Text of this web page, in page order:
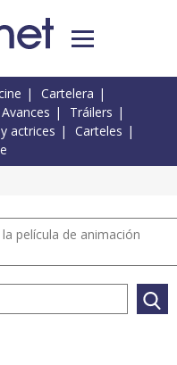
Cartelera
Avances
Tráilers
actrices
Carteles
película de animación